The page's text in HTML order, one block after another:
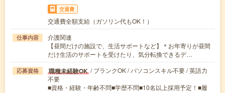
交通費
交通費全額支給（ガソリン代もOK！）
仕事内容
介護関連
【昼間だけの施設で、生活サポートなど】＊お年寄りが昼間
だけ生活のサポートを受けたり、気分転換できるデ…
応募資格 職種未経験OK / ブランクOK / パソコンスキル不要 / 英語力
不要
■資格・経験・年齢不問■学歴不問■10名以上採用予定！■履